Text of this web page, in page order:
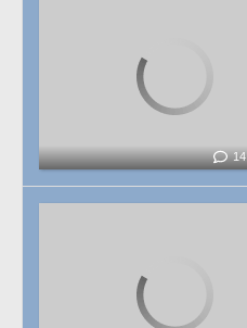
14